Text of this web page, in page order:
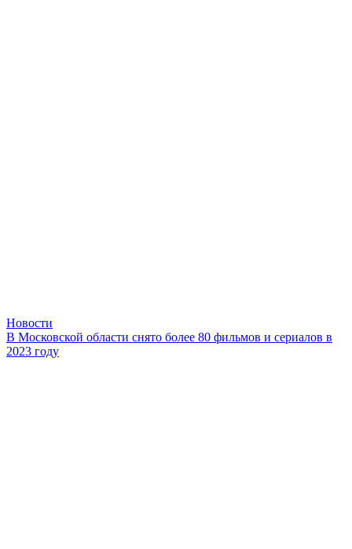
Новости
В Московской области снято более 80 фильмов и сериалов в
2023 году